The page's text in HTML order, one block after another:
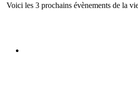
Voici les 3 prochains évènements de la